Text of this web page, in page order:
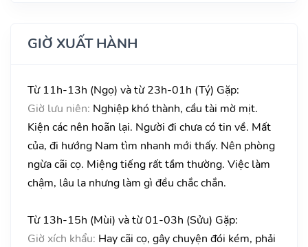
GIỜ XUẤT HÀNH
Từ 11h-13h (Ngọ) và từ 23h-01h (Tý) Gặp:
Giờ lưu niên: Nghiệp khó thành, cầu tài mờ mịt.
Kiện các nên hoãn lại. Người đi chưa có tin về. Mất
của, đi hướng Nam tìm nhanh mới thấy. Nên phòng
ngừa cãi cọ. Miệng tiếng rất tầm thường. Việc làm
chậm, lâu la nhưng làm gì đều chắc chắn.
Từ 13h-15h (Mùi) và từ 01-03h (Sửu) Gặp:
Giờ xích khẩu: Hay cãi cọ, gây chuyện đói kém, phải